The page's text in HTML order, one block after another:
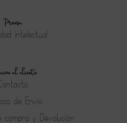
Prensa
intelectual
al cliente
de Envío
compra y Devolución